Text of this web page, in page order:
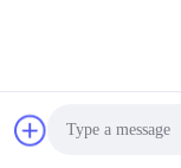
авторского права